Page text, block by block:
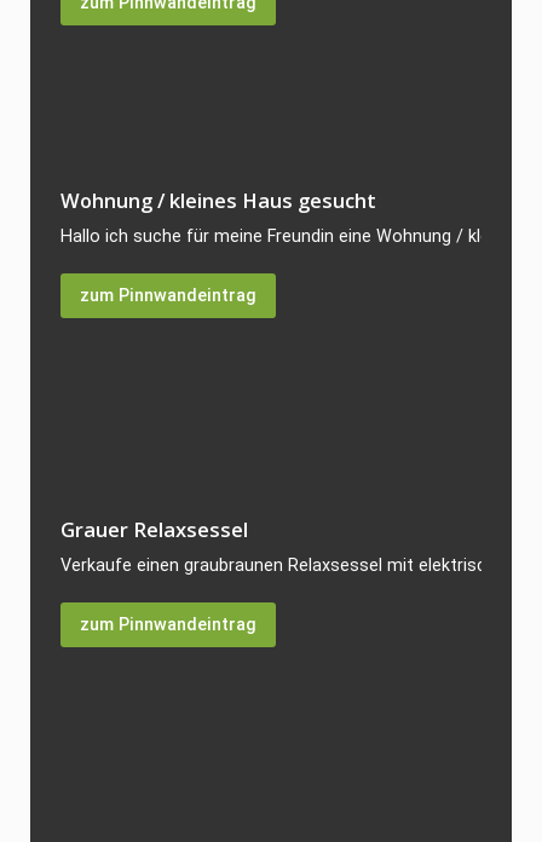
Wohnung / kleines Haus gesucht
Hallo ich suche für meine Freundin eine Wohnung / kleines
zum Pinnwandeintrag
Grauer Relaxsessel
Verkaufe einen graubraunen Relaxsessel mit elektrischer
zum Pinnwandeintrag